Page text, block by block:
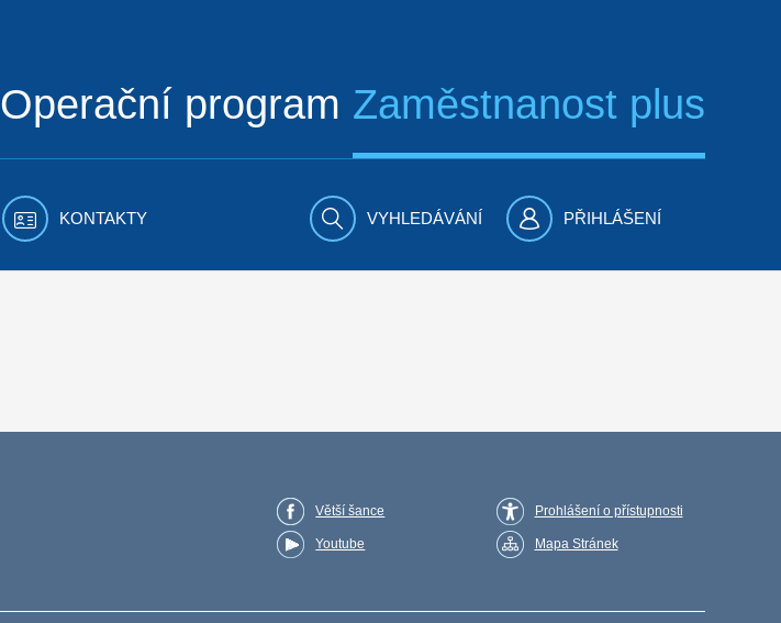
Operační program Zaměstnanost plus
KONTAKTY VYHLEDÁVÁNÍ PŘIHLÁŠENÍ
Větší šance
Youtube
Prohlášení o přístupnosti
Mapa Stránek